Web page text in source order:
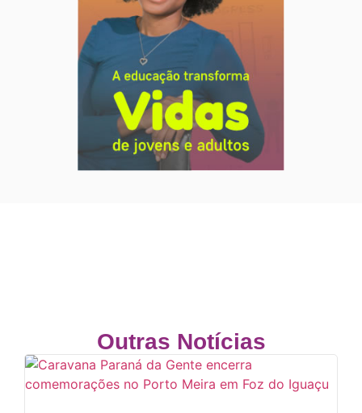
Outras Notícias